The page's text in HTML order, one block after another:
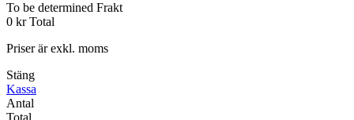
To be determined Frakt
0 kr Total
Priser är exkl. moms
Stäng
Kassa
Antal